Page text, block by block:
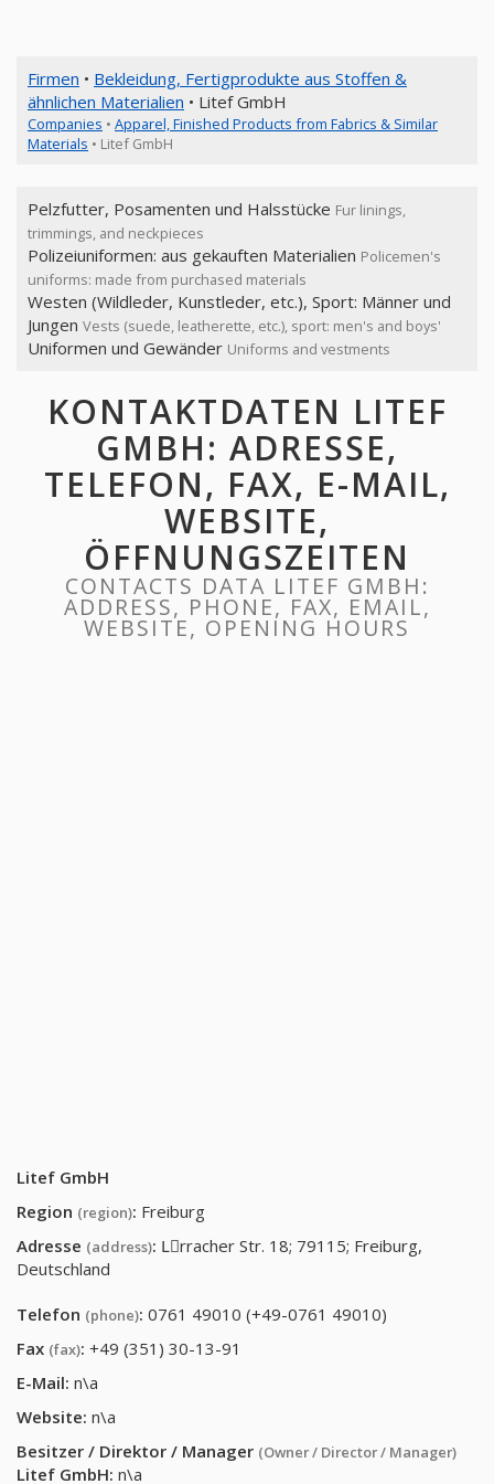
Firmen • Bekleidung, Fertigprodukte aus Stoffen &
ähnlichen Materialien • Litef GmbH
Companies • Apparel, Finished Products from Fabrics & Similar
Materials • Litef GmbH
Pelzfutter, Posamenten und Halsstücke Fur linings,
trimmings, and neckpieces
Polizeiuniformen: aus gekauften Materialien Policemen's
uniforms: made from purchased materials
Westen (Wildleder, Kunstleder, etc.), Sport: Männer und
Jungen Vests (suede, leatherette, etc.), sport: men's and boys'
Uniformen und Gewänder Uniforms and vestments
KONTAKTDATEN LITEF
GMBH: ADRESSE,
TELEFON, FAX, E-MAIL,
WEBSITE,
ÖFFNUNGSZEITEN
CONTACTS DATA LITEF GMBH:
ADDRESS, PHONE, FAX, EMAIL,
WEBSITE, OPENING HOURS
Litef GmbH
Region (region): Freiburg
Adresse (address): Lِrracher Str. 18; 79115; Freiburg,
Deutschland
Telefon (phone): 0761 49010 (+49-0761 49010)
Fax (fax): +49 (351) 30-13-91
E-Mail: n\a
Website: n\a
Besitzer / Direktor / Manager (Owner / Director / Manager)
Litef GmbH: n\a